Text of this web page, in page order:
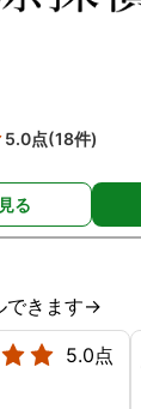
うございま
5.0点(18件)
る
できます→
5.0点